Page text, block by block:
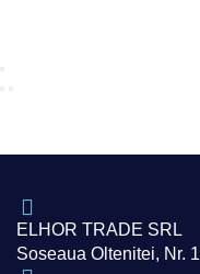
ELHOR TRADE SRL
Soseaua Oltenitei, Nr.